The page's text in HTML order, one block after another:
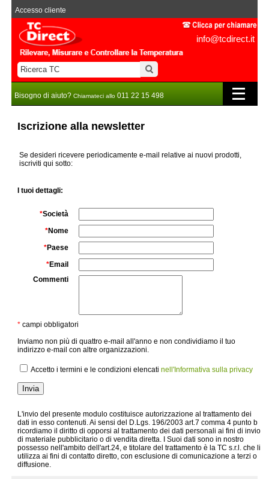
info@tcdirect.it
Accesso cliente
Bisogno di aiuto? Chiamateci allo 011 22 15 498
Iscrizione alla newsletter
Se desideri ricevere periodicamente e-mail relative ai nuovi prodotti,
iscriviti qui sotto:
I tuoi dettagli:
*Società
*Nome
*Paese
*Email
Commenti
*campi obbligatori
Inviamo non più di quattro e-mail all'anno e non condividiamo il tuo
indirizzo e-mail con altre organizzazioni.
Accetto i termini e le condizioni elencati nell'Informativa sulla privacy
Invia
L'invio del presente modulo costituisce autorizzazione al trattamento dei
dati in esso contenuti. Ai sensi del D.Lgs. 196/2003 art.7 comma 4 punto b
ricordiamo il diritto di opporsi al trattamento dei dati personali ai fini di invio
di materiale pubblicitario o di vendita diretta. I Suoi dati sono in nostro
possesso nell'ambito dell'art.24, e titolare del trattamento è la TC s.r.l. che li
utilizza ai fini di contatto diretto, con esclusione di comunicazione a terzi o
diffusione.